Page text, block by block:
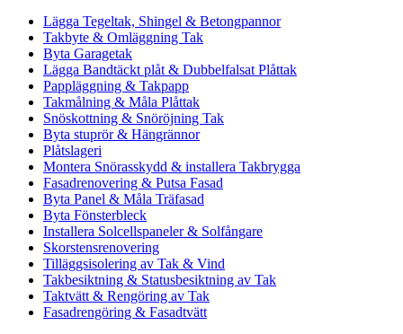
Lägga Tegeltak, Shingel & Betongpannor
Takbyte & Omläggning Tak
Byta Garagetak
Lägga Bandtäckt plåt & Dubbelfalsat Plåttak
Pappläggning & Takpapp
Takmålning & Måla Plåttak
Snöskottning & Snöröjning Tak
Byta stuprör & Hängrännor
Plåtslageri
Montera Snörasskydd & installera Takbrygga
Fasadrenovering & Putsa Fasad
Byta Panel & Måla Träfasad
Byta Fönsterbleck
Installera Solcellspaneler & Solfångare
Skorstensrenovering
Tilläggsisolering av Tak & Vind
Takbesiktning & Statusbesiktning av Tak
Taktvätt & Rengöring av Tak
Fasadrengöring & Fasadtvätt